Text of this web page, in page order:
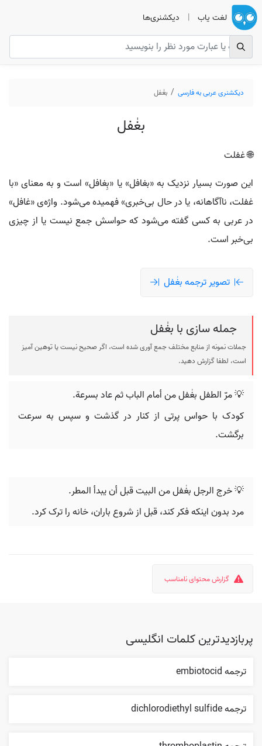
لغت یاب | دیکشنری‌ها
دیکشنری عربی به فارسی بغٰفل
بغٰفل
🌐 غفلت
این صورت بسیار نزدیک به «بغافل» یا «بِغافل» است و به معنای «با
غفلت، ناآگاهانه، یا در حال بی‌خبری» فهمیده می‌شود. واژه‌ی «غافل»
در عربی به کسی گفته می‌شود که حواسش جمع نیست یا از چیزی
بی‌خبر است.
تصویر ترجمه بغٰفل
جمله سازی با بغٰفل
جملات نمونه از منابع مختلف جمع آوری شده است، اگر صحیح نیست یا توهین آمیز
است، لطفا گزارش دهید.
💡 مرّ الطفل بغٰفل من أمام الباب ثم عاد بسرعة.
کودک با حواس پرتی از کنار در گذشت و سپس به سرعت
برگشت.
💡 خرج الرجل بغٰفل من البيت قبل أن يبدأ المطر.
مرد بدون اینکه فکر کند، قبل از شروع باران، خانه را ترک کرد.
گزارش محتوای نامناسب
پربازدیدترین کلمات انگلیسی
ترجمه embiotocid
ترجمه dichlorodiethyl sulfide